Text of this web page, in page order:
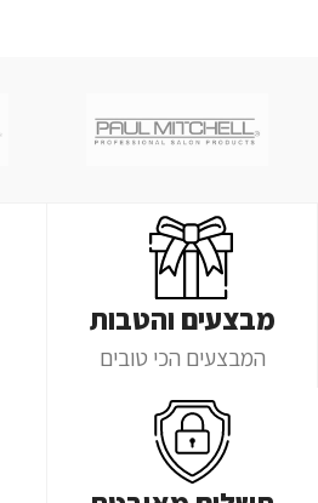
מבצעים והטבות
המבצעים הכי טובים